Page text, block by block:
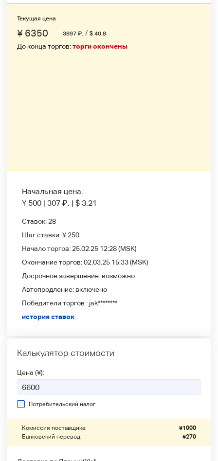
Текущая цена
¥ 6350 3897 ₽. / $ 40.8
До конца торгов:торги окончены
Начальная цена:
¥ 500 | 307 ₽. | $ 3.21
Ставок: 28
Шаг ставки:¥ 250
Начало торгов: 25.02.25 12:28(MSK)
Окончание торгов:02.03.25 15:33(MSK)
Досрочное завершение: возможно
Автопродление: включено
Победители
торгов : jak********
история ставок
Калькулятор стоимости
Цена (¥):
Потребительский налог
Комиссия поставщика: ¥1000
Банковский перевод:
¥270